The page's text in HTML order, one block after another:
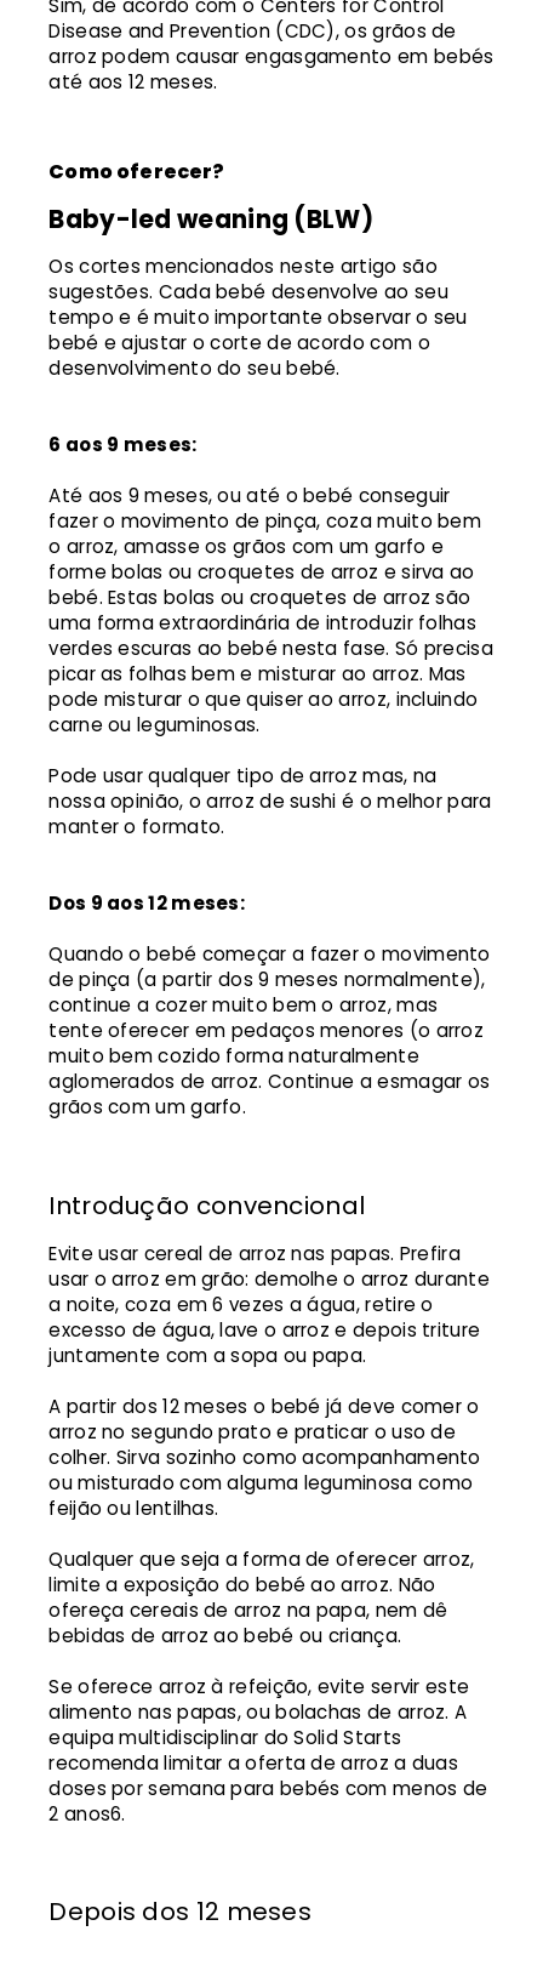
Sim, de acordo com o Centers for Control
Disease and Prevention (CDC), os grãos de
arroz podem causar engasgamento em bebés
até aos 12 meses.
Como oferecer?
Baby-led weaning (BLW)
Os cortes mencionados neste artigo são
sugestões. Cada bebé desenvolve ao seu
tempo e é muito importante observar o seu
bebé e ajustar o corte de acordo com o
desenvolvimento do seu bebé.
6 aos 9 meses:
Até aos 9 meses, ou até o bebé conseguir
fazer o movimento de pinça, coza muito bem
o arroz, amasse os grãos com um garfo e
forme bolas ou croquetes de arroz e sirva ao
bebé. Estas bolas ou croquetes de arroz são
uma forma extraordinária de introduzir folhas
verdes escuras ao bebé nesta fase. Só precisa
picar as folhas bem e misturar ao arroz. Mas
pode misturar o que quiser ao arroz, incluindo
carne ou leguminosas.
Pode usar qualquer tipo de arroz mas, na
nossa opinião, o arroz de sushi é o melhor para
manter o formato.
Dos 9 aos 12 meses:
Quando o bebé começar a fazer o movimento
de pinça (a partir dos 9 meses normalmente),
continue a cozer muito bem o arroz, mas
tente oferecer em pedaços menores (o arroz
muito bem cozido forma naturalmente
aglomerados de arroz. Continue a esmagar os
grãos com um garfo.
Introdução convencional
Evite usar cereal de arroz nas papas. Prefira
usar o arroz em grão: demolhe o arroz durante
a noite, coza em 6 vezes a água, retire o
excesso de água, lave o arroz e depois triture
juntamente com a sopa ou papa.
A partir dos 12 meses o bebé já deve comer o
arroz no segundo prato e praticar o uso de
colher. Sirva sozinho como acompanhamento
ou misturado com alguma leguminosa como
feijão ou lentilhas.
Qualquer que seja a forma de oferecer arroz,
limite a exposição do bebé ao arroz. Não
ofereça cereais de arroz na papa, nem dê
bebidas de arroz ao bebé ou criança.
Se oferece arroz à refeição, evite servir este
alimento nas papas, ou bolachas de arroz. A
equipa multidisciplinar do Solid Starts
recomenda limitar a oferta de arroz a duas
doses por semana para bebés com menos de
2 anos6.
Depois dos 12 meses